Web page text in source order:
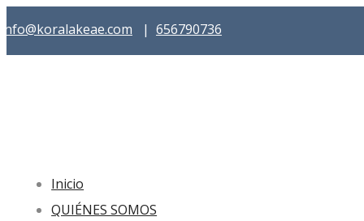
info@koralakeae.com | 656790736
Inicio
QUIÉNES SOMOS